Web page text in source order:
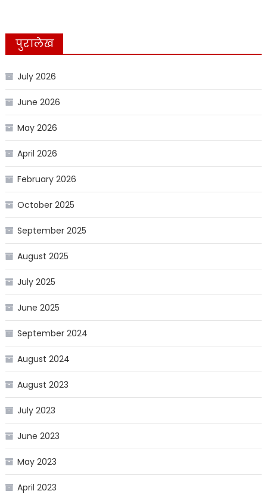
पुरालेख
July 2026
June 2026
May 2026
April 2026
February 2026
October 2025
September 2025
August 2025
July 2025
June 2025
September 2024
August 2024
August 2023
July 2023
June 2023
May 2023
April 2023